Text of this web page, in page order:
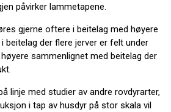
påvirker lammetapene.
gjerne oftere i beitelag med høyere
beitelag der flere jerver er felt under
sammenlignet med beitelag der
linje med studier av andre rovdyrarter,
i tap av husdyr på stor skala vil